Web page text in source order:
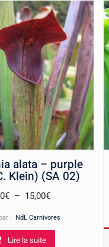
alata – purple
Klein) (SA 02)
€ – 15,00€Plage
: NdL Carnivores
Lire la suite